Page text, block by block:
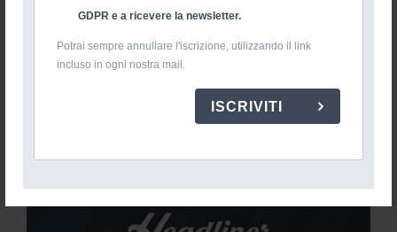
GDPR e a ricevere la newsletter.
Potrai sempre annullare l'iscrizione, utilizzando il link
incluso in ogni nostra mail.
ISCRIVITI